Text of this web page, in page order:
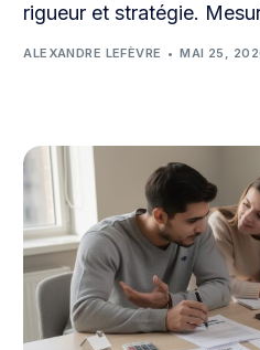
rigueur et stratégie.
ALEXANDRE LEFÈVRE MAI 25,